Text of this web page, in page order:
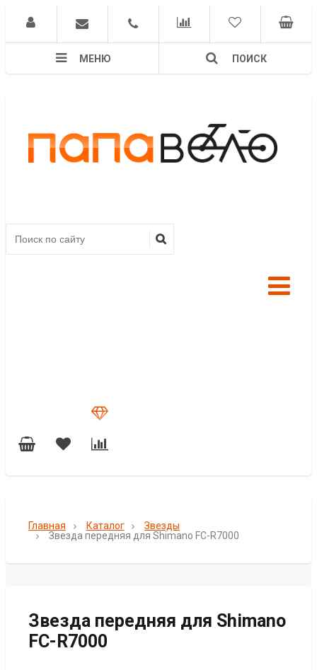
МЕНЮ ПОИСК
Главная Каталог
Звезды
Звезда передняя для Shimano FC-R7000
Звезда передняя для Shimano
FC-R7000